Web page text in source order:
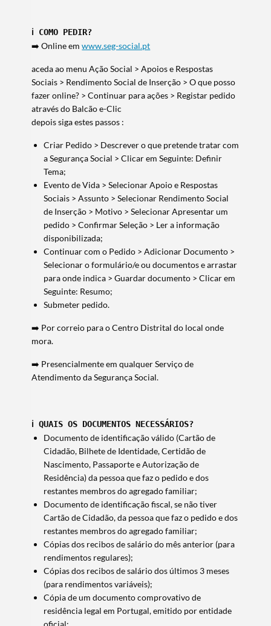
Termo de Pesquisa
ℹ️ COMO PEDIR?
➡️ Online emwww.seg-social.pt
aceda ao menu Ação Social > Apoios e Respostas
Sociais > Rendimento Social de Inserção > O que posso
fazer online? > Continuar para ações > Registar pedido
através do Balcão e-Clic
depois siga estes passos :
Criar Pedido > Descrever o que pretende tratar com
a Segurança Social > Clicar em Seguinte: Definir
Tema;
Evento de Vida > Selecionar Apoio e Respostas
Sociais > Assunto > Selecionar Rendimento Social
de Inserção > Motivo > Selecionar Apresentar um
pedido > Confirmar Seleção > Ler a informação
disponibilizada;
Continuar com o Pedido > Adicionar Documento >
Selecionar o formulário/e ou documentos e arrastar
para onde indica > Guardar documento > Clicar em
Seguinte: Resumo;
Submeter pedido.
➡️ Por correio para o Centro Distrital do local onde
mora.
➡️ Presencialmente em qualquer Serviço de
Atendimento da Segurança Social.
ℹ️ QUAIS OS DOCUMENTOS NECESSÁRIOS?
Documento de identificação válido (Cartão de
Cidadão, Bilhete de Identidade, Certidão de
Nascimento, Passaporte e Autorização de
Residência) da pessoa que faz o pedido e dos
restantes membros do agregado familiar;
Documento de identificação fiscal, se não tiver
Cartão de Cidadão, da pessoa que faz o pedido e dos
restantes membros do agregado familiar;
Cópias dos recibos de salário do mês anterior (para
rendimentos regulares);
Cópias dos recibos de salário dos últimos 3 meses
(para rendimentos variáveis);
Cópia de um documento comprovativo de
residência legal em Portugal, emitido por entidade
oficial: